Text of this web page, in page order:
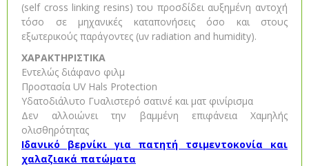
(self cross linking resins) του προσδίδει αυξημένη αντοχή
τόσο σε μηχανικές καταπονήσεις όσο και στους
εξωτερικούς παράγοντες (uv radiation and humidity).
ΧΑΡΑΚΤΗΡΙΣΤΙΚΑ
Εντελώς διάφανο φιλμ
Προστασία UV Hals Protection
Υδατοδιάλυτο Γυαλιστερό σατινέ και ματ φινίρισμα
Δεν αλλοιώνει την βαμμένη επιφάνεια Χαμηλής
ολισθηρότητας
Ιδανικό βερνίκι για πατητή τσιμεντοκονία και
χαλαζιακά πατώματα